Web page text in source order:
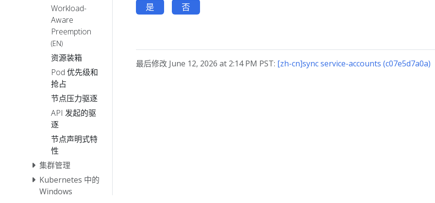
Workload-
Aware
Preemption
(EN)
资源装箱
Pod 优先级和
抢占
节点压力驱逐
API 发起的驱
逐
节点声明式特
性
集群管理
Kubernetes 中的
Windows
是 否
最后修改 June 12, 2026 at 2:14 PM PST: [zh-cn]sync service-accounts (c07e5d7a0a)